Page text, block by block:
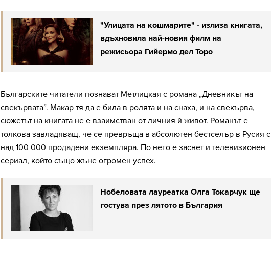
"Улицата на кошмарите" - излиза книгата,
вдъхновила най-новия филм на
режисьора Гийермо дел Торо
Българските читатели познават Метлицкая с романа „Дневникът на
свекървата”. Макар тя да е била в ролята и на снаха, и на свекърва,
сюжетът на книгата не е взаимстван от личния й живот. Романът е
толкова завладяващ, че се превръща в абсолютен бестселър в Русия с
над 100 000 продадени екземпляра. По него е заснет и телевизионен
сериал, който също жъне огромен успех.
Нобеловата лауреатка Олга Токарчук ще
гостува през лятото в България